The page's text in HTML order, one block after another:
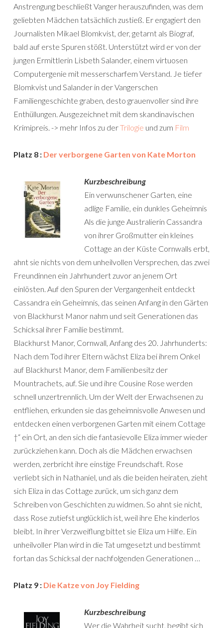
Anstrengung beschließt Vanger herauszufinden, was dem
geliebten Mädchen tatsächlich zustieß. Er engagiert den
Journalisten Mikael Blomkvist, der, getarnt als Biograf,
bald auf erste Spuren stößt. Unterstützt wird er von der
jungen Ermittlerin Lisbeth Salander, einem virtuosen
Computergenie mit messerscharfem Verstand. Je tiefer
Blomkvist und Salander in der Vangerschen
Familiengeschichte graben, desto grauenvoller sind ihre
Enthüllungen. Ausgezeichnet mit dem skandinavischen
Krimipreis. -> mehr Infos zu derTrilogie und zum Film
Platz 8 : Der verborgene Garten von Kate Morton
Kurzbeschreibung
Ein verwunschener Garten, eine
adlige Familie, ein dunkles Geheimnis
Als die junge Australierin Cassandra
von ihrer Großmutter ein kleines
Cottage an der Küste Cornwalls erbt,
ahnt sie nichts von dem unheilvollen Versprechen, das zwei
Freundinnen ein Jahrhundert zuvor an jenem Ort
einlösten. Auf den Spuren der Vergangenheit entdeckt
Cassandra ein Geheimnis, das seinen Anfang in den Gärten
von Blackhurst Manor nahm und seit Generationen das
Schicksal ihrer Familie bestimmt.
Blackhurst Manor, Cornwall, Anfang des 20. Jahrhunderts:
Nach dem Tod ihrer Eltern wächst Eliza bei ihrem Onkel
auf Blackhurst Manor, dem Familienbesitz der
Mountrachets, auf. Sie und ihre Cousine Rose werden
schnell unzertrennlich. Um der Welt der Erwachsenen zu
entfliehen, erkunden sie das geheimnisvolle Anwesen und
entdecken einen verborgenen Garten mit einem Cottage
†“ ein Ort, an den sich die fantasievolle Eliza immer wieder
zurückziehen kann. Doch als die Mädchen erwachsen
werden, zerbricht ihre einstige Freundschaft. Rose
verliebt sich in Nathaniel, und als die beiden heiraten, zieht
sich Eliza in das Cottage zurück, um sich ganz dem
Schreiben von Geschichten zu widmen. So ahnt sie nicht,
dass Rose zutiefst unglücklich ist, weil ihre Ehe kinderlos
bleibt. In ihrer Verzweiflung bittet sie Eliza um Hilfe. Ein
unheilvoller Plan wird in die Tat umgesetzt und bestimmt
fortan das Schicksal der nachfolgenden Generationen …
Platz 9 : Die Katze von Joy Fielding
Kurzbeschreibung
Wer die Wahrheit sucht, begibt sich